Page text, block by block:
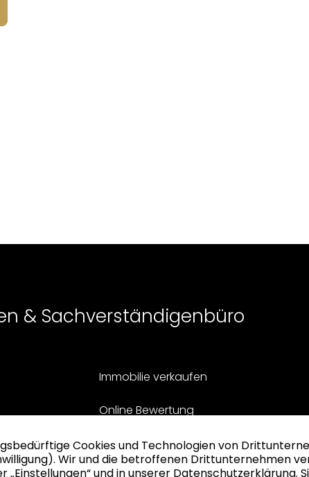
& Sachverständigenbüro
Immobilie verkaufen
Online Bewertung
Diskreter Verkauf